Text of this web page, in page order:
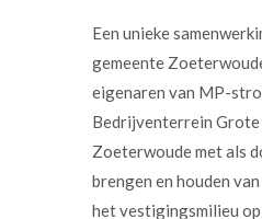
Een unieke
gemeente
eigenaren van MP-
Bedrijventerrein
Zoeterwoude met als
brengen en houden
het vestigingsmilieu